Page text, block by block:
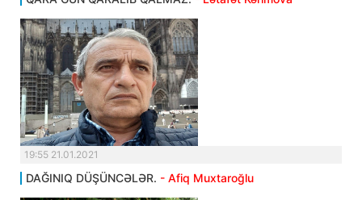
19:55 21.01.2021
DAĞINIQ DÜŞÜNCƏLƏR. - Afiq Muxtaroğlu